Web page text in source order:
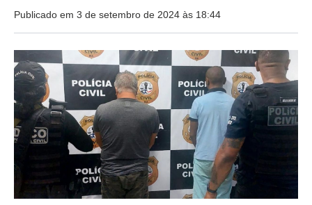
Publicado em 3 de setembro de 2024 às 18:44